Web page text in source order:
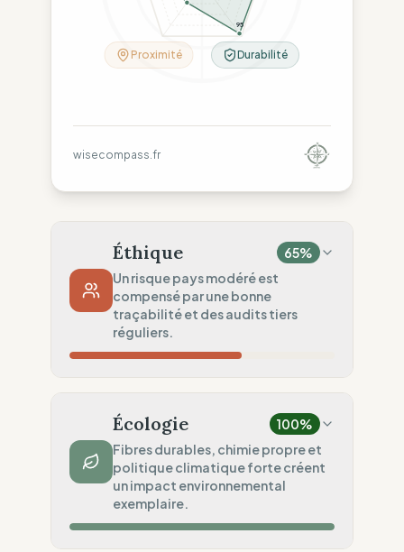
95
Durabilité
Proximité
wisecompass.fr
Éthique 65%
Un risque pays modéré est
compensé par une bonne
traçabilité et des audits tiers
réguliers.
Violations systématiques (Europe/Asie)
Traçabilité 75%
Surveillance régionale standard
Audits Sociaux
Audits tiers (Zones mixtes)
Écologie 100%
Fibres durables, chimie propre et
politique climatique forte créent
un impact environnemental
exemplaire.